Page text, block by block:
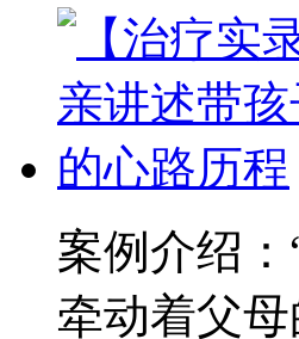
案例介绍
牵动着父